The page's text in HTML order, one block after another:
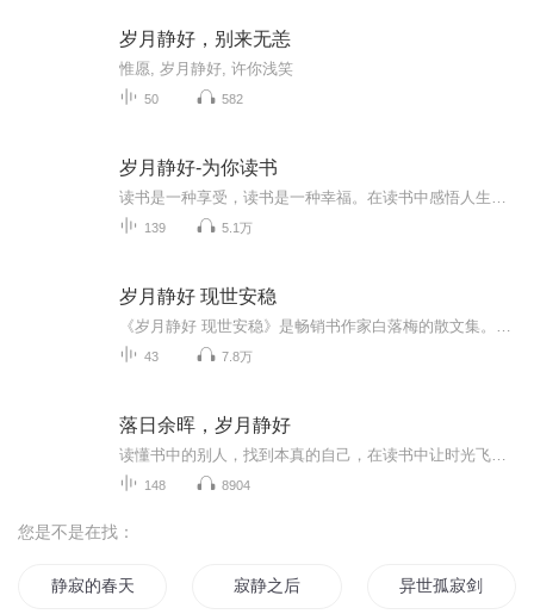
岁月静好，别来无恙
惟愿, 岁月静好, 许你浅笑
50 582
岁月静好-为你读书
139 5.1万
岁月静好 现世安稳
43 7.8万
落日余晖，岁月静好
148 8904
您是不是在找：
静寂的春天 寂静之后 异世孤寂剑神